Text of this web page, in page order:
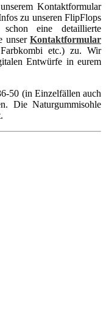
Kontaktformular
zu unseren FlipFlops
eine detaillierte
unser Kontaktformular
etc.) zu. Wir
Entwürfe in eurem
50 (in Einzelfällen auch
Die Naturgummisohle